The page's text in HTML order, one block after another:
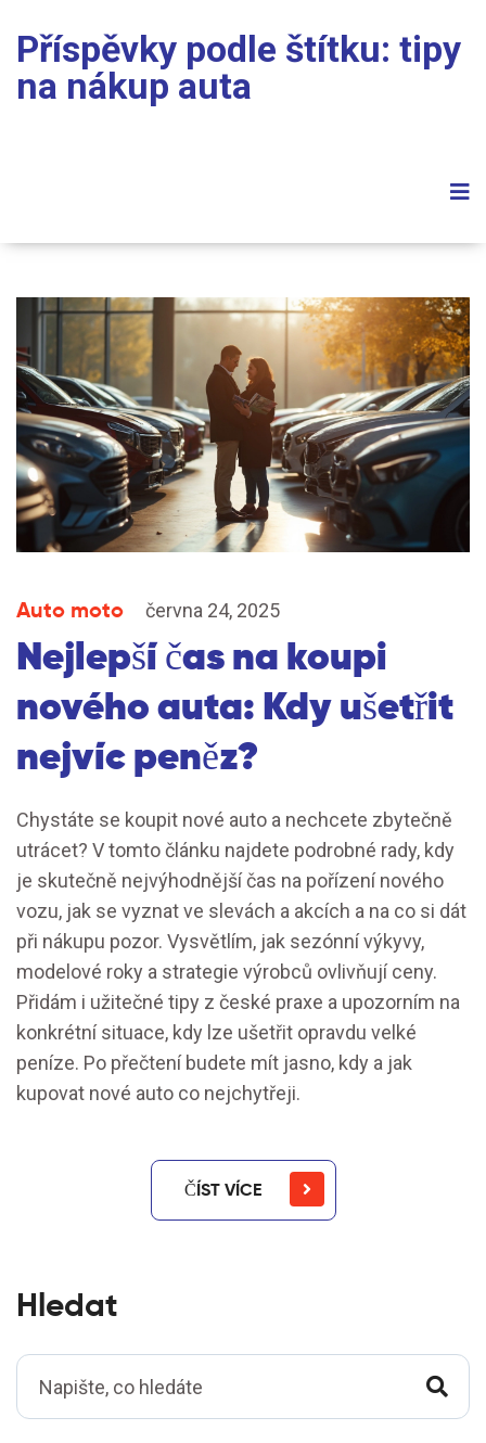
Příspěvky podle štítku: tipy
na nákup auta
Auto moto června 24, 2025
Nejlepší čas na koupi
nového auta: Kdy ušetřit
nejvíc peněz?
Chystáte se koupit nové auto a nechcete zbytečně
utrácet? V tomto článku najdete podrobné rady, kdy
je skutečně nejvýhodnější čas na pořízení nového
vozu, jak se vyznat ve slevách a akcích a na co si dát
při nákupu pozor. Vysvětlím, jak sezónní výkyvy,
modelové roky a strategie výrobců ovlivňují ceny.
Přidám i užitečné tipy z české praxe a upozorním na
konkrétní situace, kdy lze ušetřit opravdu velké
peníze. Po přečtení budete mít jasno, kdy a jak
kupovat nové auto co nejchytřeji.
ČÍST VÍCE
Hledat